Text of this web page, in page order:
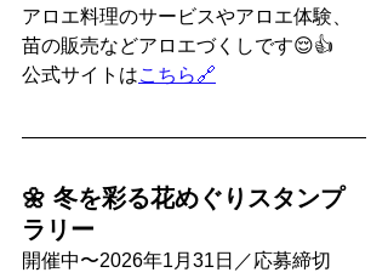
アロエ料理のサービスやアロエ体験、
苗の販売などアロエづくしです😌👍
公式サイトはこちら🔗
🌼 冬を彩る花めぐりスタンプ
ラリー
開催中〜2026年1月31日／応募締切